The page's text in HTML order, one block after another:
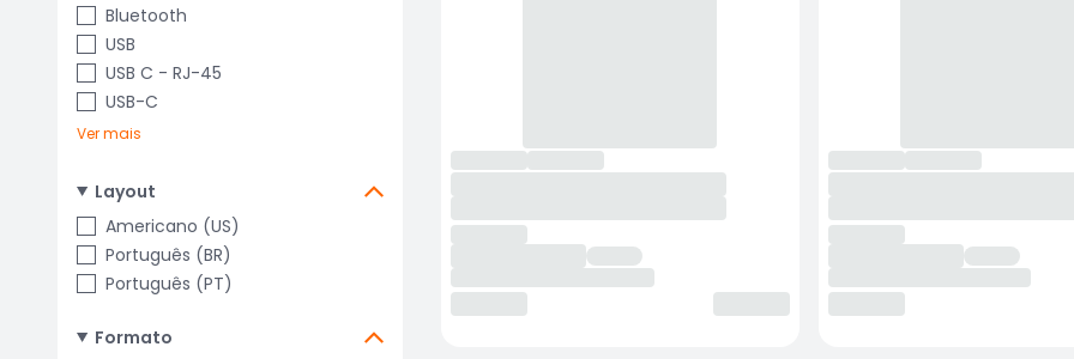
Bluetooth
USB
USB C - RJ-45
USB-C
Ver mais
Layout
Americano (US)
Português (BR)
Português (PT)
Formato